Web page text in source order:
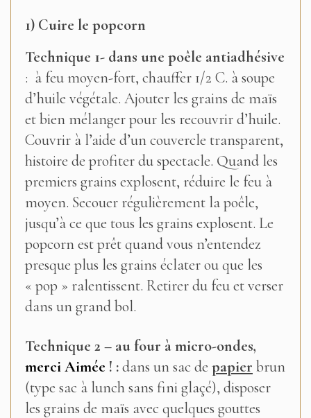
1) Cuire le popcorn
Technique 1- dans une poêle antiadhésive
: à feu moyen-fort, chauffer 1/2 C. à soupe
d’huile végétale. Ajouter les grains de maïs
et bien mélanger pour les recouvrir d’huile.
Couvrir à l’aide d’un couvercle transparent,
histoire de profiter du spectacle. Quand les
premiers grains explosent, réduire le feu à
moyen. Secouer régulièrement la poêle,
jusqu’à ce que tous les grains explosent. Le
popcorn est prêt quand vous n’entendez
presque plus les grains éclater ou que les
« pop » ralentissent. Retirer du feu et verser
dans un grand bol.
Technique 2 – au four à micro-ondes,
merci Aimée ! :dans un sac de papier brun
(type sac à lunch sans fini glaçé), disposer
les grains de maïs avec quelques gouttes